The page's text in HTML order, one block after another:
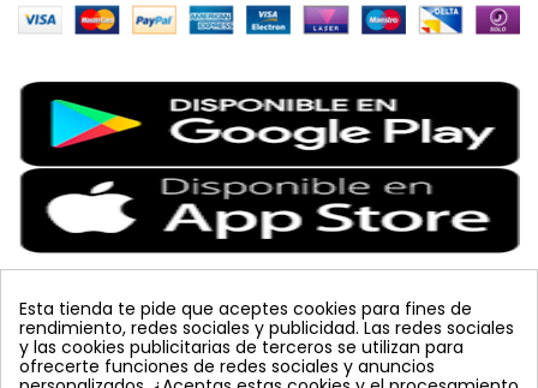
Etiquetas Populares
Esta tienda te pide que aceptes cookies para fines de
rendimiento, redes sociales y publicidad. Las redes sociales
y las cookies publicitarias de terceros se utilizan para
ofrecerte funciones de redes sociales y anuncios